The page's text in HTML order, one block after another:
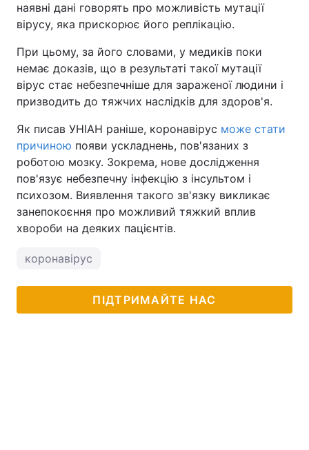
наявні дані говорять про можливість мутації
вірусу, яка прискорює його реплікацію.
При цьому, за його словами, у медиків поки
немає доказів, що в результаті такої мутації
вірус стає небезпечніше для зараженої людини і
призводить до тяжчих наслідків для здоров'я.
Як писав УНІАН раніше, коронавірус може стати
причиною появи ускладнень, пов'язаних з
роботою мозку. Зокрема, нове дослідження
пов'язує небезпечну інфекцію з інсультом і
психозом. Виявлення такого зв'язку викликає
занепокоєння про можливий тяжкий вплив
хвороби на деяких пацієнтів.
коронавірус
ПІДТРИМАЙТЕ НАС